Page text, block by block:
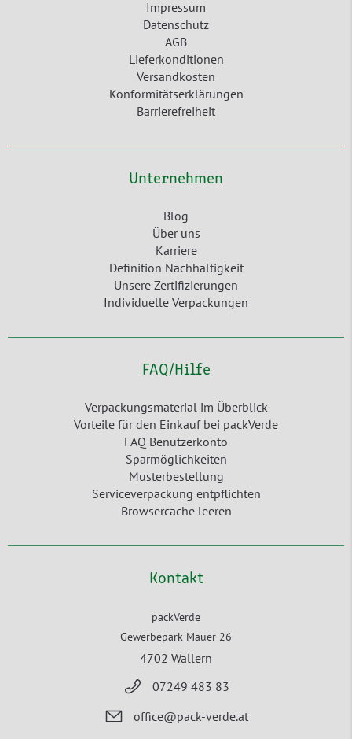
Impressum
Datenschutz
AGB
Lieferkonditionen
Versandkosten
Konformitätserklärungen
Barrierefreiheit
Unternehmen
Blog
Über uns
Karriere
Definition Nachhaltigkeit
Unsere Zertifizierungen
Individuelle Verpackungen
FAQ/Hilfe
Verpackungsmaterial im Überblick
Vorteile für den Einkauf bei packVerde
FAQ Benutzerkonto
Sparmöglichkeiten
Musterbestellung
Serviceverpackung entpflichten
Browsercache leeren
Kontakt
packVerde
Gewerbepark Mauer 26
4702 Wallern
07249 483 83
office@pack-verde.at